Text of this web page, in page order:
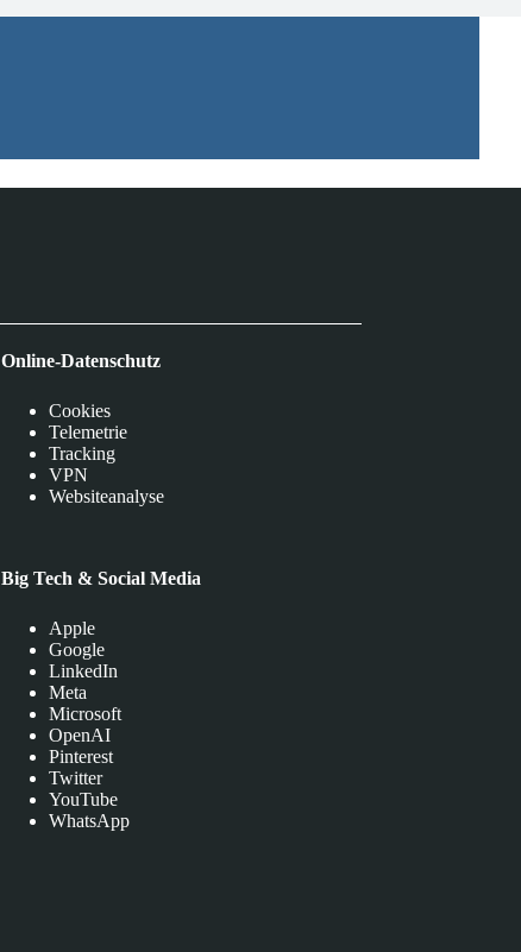
Online-Datenschutz
Cookies
Telemetrie
Tracking
VPN
Websiteanalyse
Big Tech & Social Media
Apple
Google
LinkedIn
Meta
Microsoft
OpenAI
Pinterest
Twitter
YouTube
WhatsApp